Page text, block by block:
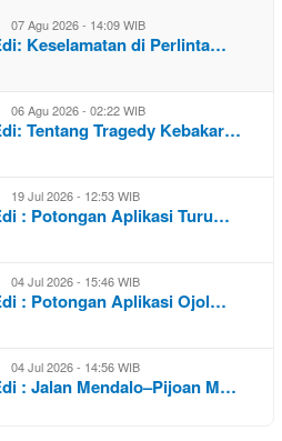
07 Agu 2026 - 14:09 WIB
Keselamatan di Perlinta…
06 Agu 2026 - 02:22 WIB
Tentang Tragedy Kebakar…
19 Jul 2026 - 12:53 WIB
: Potongan Aplikasi Turu…
04 Jul 2026 - 15:46 WIB
: Potongan Aplikasi Ojol…
04 Jul 2026 - 14:56 WIB
: Jalan Mendalo–Pijoan M…